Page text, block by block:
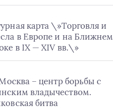
карта \»Торговля и
в Европе и на Ближнем
в IX — XIV вв.\»
– центр борьбы с
владычеством.
битва